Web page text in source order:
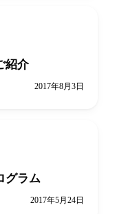
紹介
2017年8月3日
グラム
2017年5月24日